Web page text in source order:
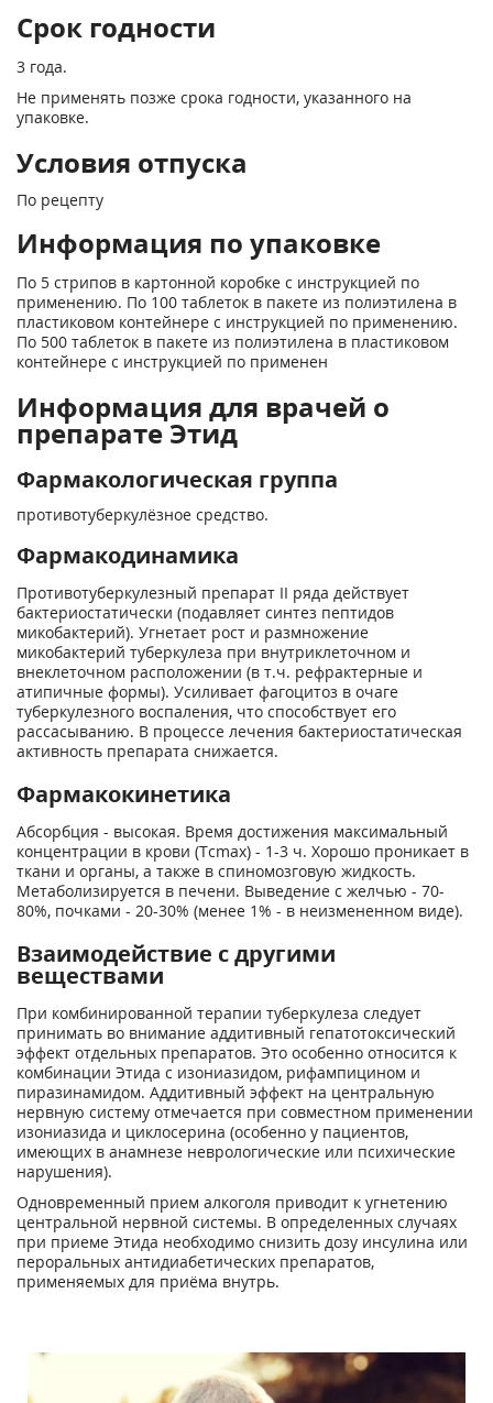
Срок годности
3 года.
Не применять позже срока годности, указанного на
упаковке.
Условия отпуска
По рецепту
Информация по упаковке
По 5 стрипов в картонной коробке с инструкцией по
применению. По 100 таблеток в пакете из полиэтилена в
пластиковом контейнере с инструкцией по применению.
По 500 таблеток в пакете из полиэтилена в пластиковом
контейнере с инструкцией по применен
Информация для врачей о
препарате Этид
Фармакологическая группа
противотуберкулёзное средство.
Фармакодинамика
Противотуберкулезный препарат II ряда действует
бактериостатически (подавляет синтез пептидов
микобактерий). Угнетает рост и размножение
микобактерий туберкулеза при внутриклеточном и
внеклеточном расположении (в т.ч. рефрактерные и
атипичные формы). Усиливает фагоцитоз в очаге
туберкулезного воспаления, что способствует его
рассасыванию. В процессе лечения бактериостатическая
активность препарата снижается.
Фармакокинетика
Абсорбция - высокая. Время достижения максимальный
концентрации в крови (Тcmах) - 1-3 ч. Хорошо проникает в
ткани и органы, а также в спиномозговую жидкость.
Метаболизируется в печени. Выведение с желчью - 70-
80%, почками - 20-30% (менее 1% - в неизмененном виде).
Взаимодействие с другими
веществами
При комбинированной терапии туберкулеза следует
принимать во внимание аддитивный гепатотоксический
эффект отдельных препаратов. Это особенно относится к
комбинации Этида с изониазидом, рифампицином и
пиразинамидом. Аддитивный эффект на центральную
нервную систему отмечается при совместном применении
изониазида и циклосерина (особенно у пациентов,
имеющих в анамнезе неврологические или психические
нарушения).
Одновременный прием алкоголя приводит к угнетению
центральной нервной системы. В определенных случаях
при приеме Этида необходимо снизить дозу инсулина или
пероральных антидиабетических препаратов,
применяемых для приёма внутрь.